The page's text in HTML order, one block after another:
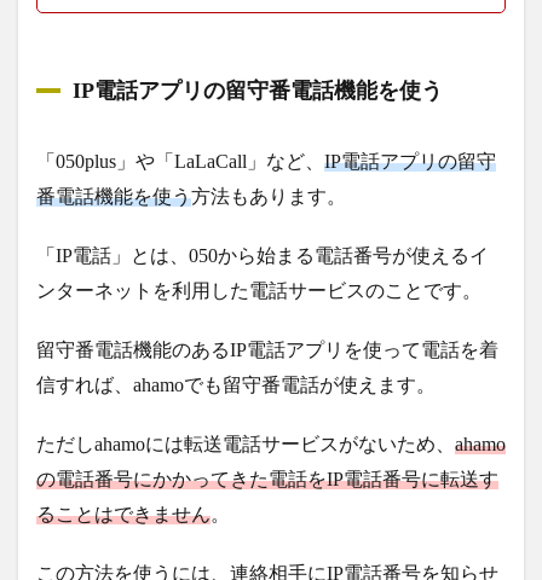
IP電話アプリの留守番電話機能を使う
「050plus」や「LaLaCall」など、 IP電話アプリの留守
番電話機能を使う方法もあります。
「IP電話」とは、050から始まる電話番号が使えるイ
ンターネットを利用した電話サービスのことです。
留守番電話機能のあるIP電話アプリを使って電話を着
信すれば、ahamoでも留守番電話が使えます。
ただしahamoには転送電話サービスがないため、 ahamo
の電話番号にかかってきた電話をIP電話番号に転送す
ることはできません。
この方法を使うには、連絡相手にIP電話番号を知らせ